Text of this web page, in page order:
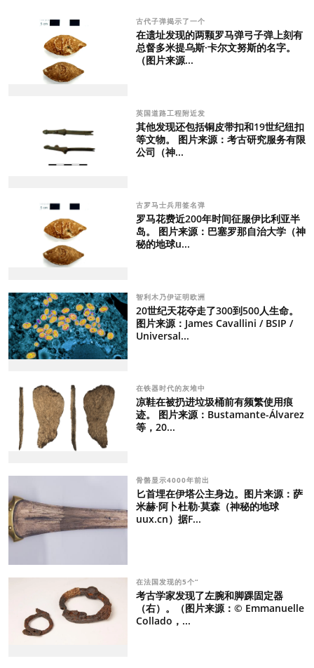
古代子弹揭示了一个
在遗址发现的两颗罗马弹弓子弹上刻有
总督多米提乌斯·卡尔文努斯的名字。
（图片来源...
英国道路工程附近发
其他发现还包括铜皮带扣和19世纪纽扣
等文物。 图片来源：考古研究服务有限
公司（神...
古罗马士兵用签名弹
罗马花费近200年时间征服伊比利亚半
岛。 图片来源：巴塞罗那自治大学（神
秘的地球u...
智利木乃伊证明欧洲
20世纪天花夺走了300到500人生命。
图片来源：James Cavallini / BSIP /
Universal...
在铁器时代的灰堆中
凉鞋在被扔进垃圾桶前有频繁使用痕
迹。 图片来源：Bustamante-Álvarez
等，20...
骨骼显示4000年前出
匕首埋在伊塔公主身边。图片来源：萨
米赫·阿卜杜勒·莫森（神秘的地球
uux.cn）据F...
在法国发现的5个“
考古学家发现了左腕和脚踝固定器
（右）。（图片来源：© Emmanuelle
Collado，...